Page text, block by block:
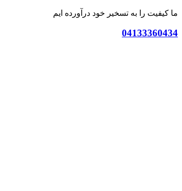
ما کیفیت را به تسخیر خود درآورده ایم
04133360434